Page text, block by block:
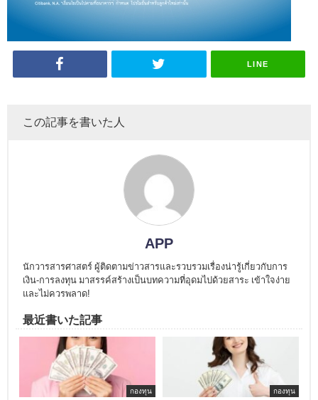
LINE
この記事を書いた人
APP
นักวารสารศาสตร์ ผู้ติดตามข่าวสารและรวบรวมเรื่องน่ารู้เกี่ยวกับการ
เงิน-การลงทุน มาสรรค์สร้างเป็นบทความที่อุดมไปด้วยสาระ เข้าใจง่าย
และไม่ควรพลาด!
最近書いた記事
กองทุน กองทุน